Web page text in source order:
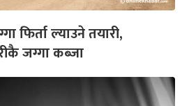
फिर्ता ल्याउने तयारी,
जग्गा कब्जा